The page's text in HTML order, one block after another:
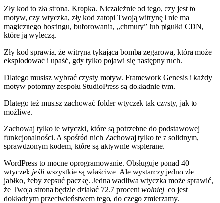
Zły kod to zła strona. Kropka. Niezależnie od tego, czy jest to
motyw, czy wtyczka, zły kod zatopi Twoją witrynę i nie ma
magicznego hostingu, buforowania, „chmury” lub pigułki CDN,
które ją wyleczą.
Zły kod sprawia, że witryna tykająca bomba zegarowa, która może
eksplodować i upaść, gdy tylko pojawi się następny ruch.
Dlatego musisz wybrać czysty motyw. Framework Genesis i każdy
motyw potomny zespołu StudioPress są dokładnie tym.
Dlatego też musisz zachować folder wtyczek tak czysty, jak to
możliwe.
Zachowaj tylko te wtyczki, które są potrzebne do podstawowej
funkcjonalności. A spośród nich Zachowaj tylko te z solidnym,
sprawdzonym kodem, które są aktywnie wspierane.
WordPress to mocne oprogramowanie. Obsługuje ponad 40
wtyczek jeśli wszystkie są właściwe. Ale wystarczy jedno złe
jabłko, żeby zepsuć paczkę. Jedna wadliwa wtyczka może sprawić,
że Twoja strona będzie działać 72.7 procent wolniej, co jest
dokładnym przeciwieństwem tego, do czego zmierzamy.